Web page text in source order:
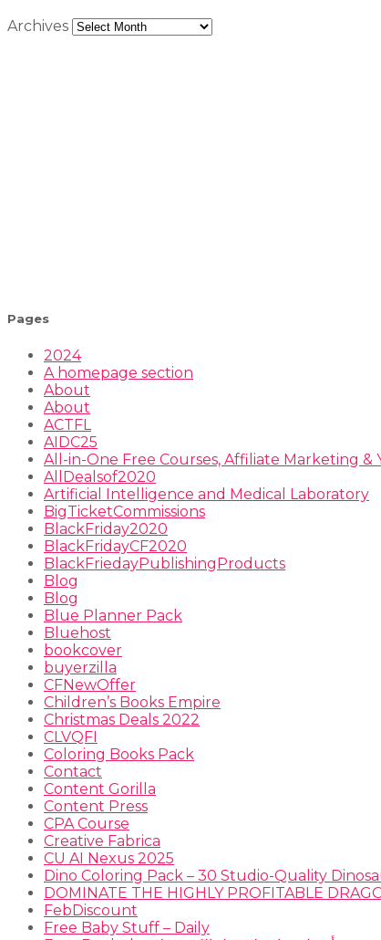
Archives
Pages
2024
A homepage section
About
About
ACTFL
AIDC25
All-in-One Free Courses, Affiliate Marketing &
AllDealsof2020
Artificial Intelligence and Medical Laboratory
BigTicketCommissions
BlackFriday2020
BlackFridayCF2020
BlackFriedayPublishingProducts
Blog
Blog
Blue Planner Pack
Bluehost
bookcover
buyerzilla
CFNewOffer
Children’s Books Empire
Christmas Deals 2022
CLVQFI
Coloring Books Pack
Contact
Content Gorilla
Content Press
CPA Course
Creative Fabrica
CU AI Nexus 2025
Dino Coloring Pack – 30 Studio-Quality
FebDiscount
Free Baby Stuff – Daily